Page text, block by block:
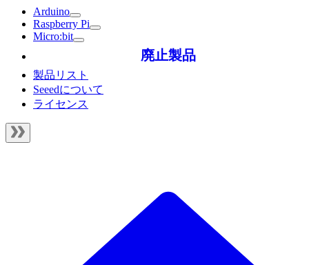
Arduino
Raspberry Pi
Micro:bit
廃止製品
製品リスト
Seeedについて
ライセンス